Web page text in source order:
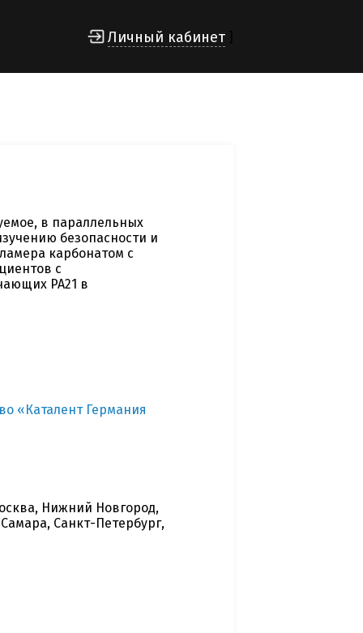
Личный кабинет
в параллельных
безопасности и
карбонатом с
c
PA21 в
«Каталент Германия
Нижний Новгород,
Санкт-Петербург,